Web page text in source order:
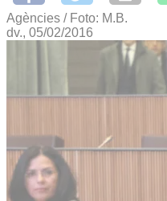
Agències / Foto: M.B.
dv., 05/02/2016